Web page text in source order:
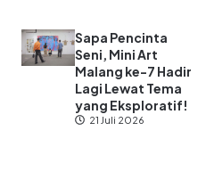
Sapa Pencinta
Seni, Mini Art
Malang ke-7 Hadir
Lagi Lewat Tema
yang Eksploratif!
21 Juli 2026